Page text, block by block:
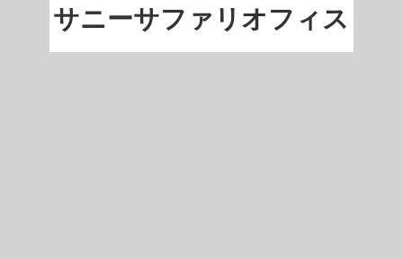
サニーサファリオフィス